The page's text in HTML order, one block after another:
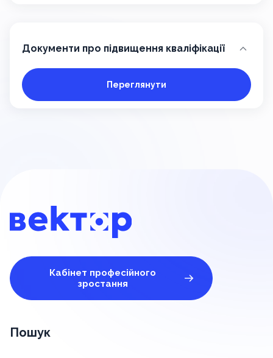
Документи про підвищення кваліфікації
Переглянути
Кабінет професійного
зростання
Пошук